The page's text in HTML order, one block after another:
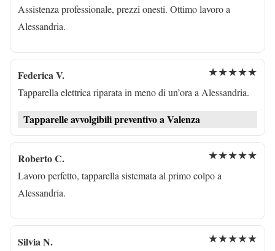
Assistenza professionale, prezzi onesti. Ottimo lavoro a
Alessandria.
Federica V. ★★★★★
Tapparella elettrica riparata in meno di un’ora a Alessandria.
Tapparelle avvolgibili preventivo a Valenza
Roberto C. ★★★★★
Lavoro perfetto, tapparella sistemata al primo colpo a
Alessandria.
Silvia N. ★★★★★